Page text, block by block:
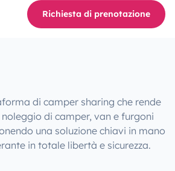
Richiesta di prenotazione
di camper sharing che rende
di camper, van e furgoni
una soluzione chiavi in mano
in totale libertà e sicurezza.